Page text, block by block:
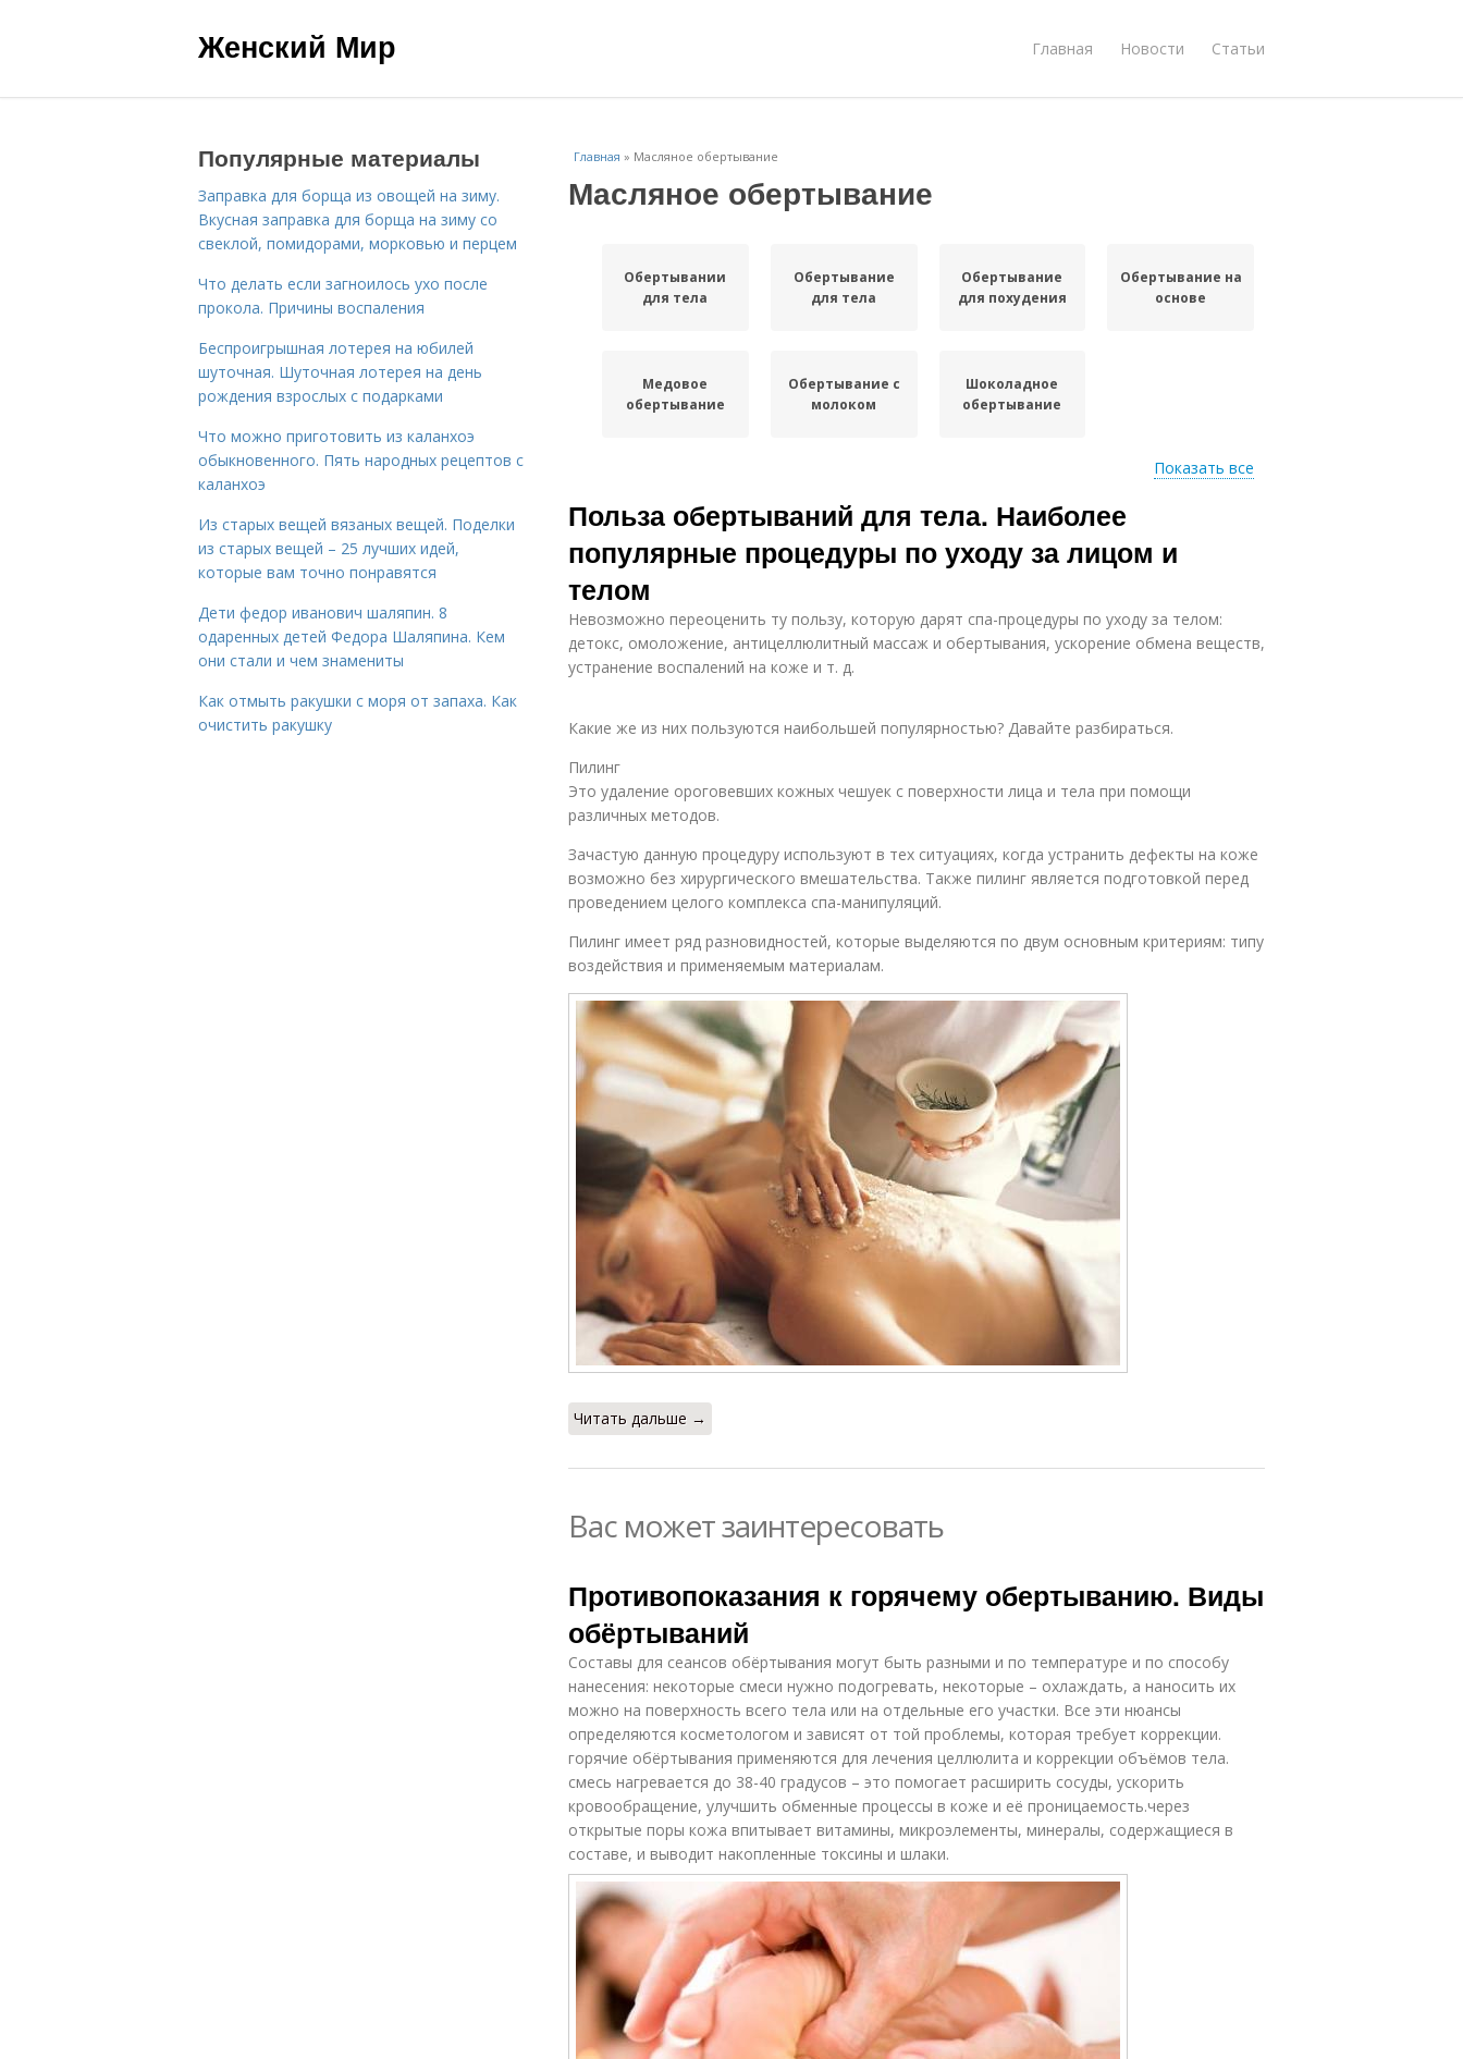
Женский Мир Главная Новости Статьи
Главная » Масляное обертывание
Масляное обертывание
Обертывании
для тела
Обертывание
для тела
Обертывание
для похудения
Обертывание на
основе
Медовое
обертывание
Обертывание с
молоком
Шоколадное
обертывание
Показать все
Польза обертываний для тела. Наиболее
популярные процедуры по уходу за лицом и
телом
Невозможно переоценить ту пользу, которую дарят спа-процедуры по уходу за телом:
детокс, омоложение, антицеллюлитный массаж и обертывания, ускорение обмена веществ,
устранение воспалений на коже и т. д.
Какие же из них пользуются наибольшей популярностью? Давайте разбираться.
Пилинг
Это удаление ороговевших кожных чешуек с поверхности лица и тела при помощи
различных методов.
Зачастую данную процедуру используют в тех ситуациях, когда устранить дефекты на коже
возможно без хирургического вмешательства. Также пилинг является подготовкой перед
проведением целого комплекса спа-манипуляций.
Пилинг имеет ряд разновидностей, которые выделяются по двум основным критериям: типу
воздействия и применяемым материалам.
Читать дальше →
Вас может заинтересовать
Противопоказания к горячему обертыванию. Виды
обёртываний
Составы для сеансов обёртывания могут быть разными и по температуре и по способу
нанесения: некоторые смеси нужно подогревать, некоторые – охлаждать, а наносить их
можно на поверхность всего тела или на отдельные его участки. Все эти нюансы
определяются косметологом и зависят от той проблемы, которая требует коррекции.
горячие обёртывания применяются для лечения целлюлита и коррекции объёмов тела.
смесь нагревается до 38-40 градусов – это помогает расширить сосуды, ускорить
кровообращение, улучшить обменные процессы в коже и её проницаемость.через
открытые поры кожа впитывает витамины, микроэлементы, минералы, содержащиеся в
составе, и выводит накопленные токсины и шлаки.
Популярные материалы
Заправка для борща из овощей на зиму.
Вкусная заправка для борща на зиму со
свеклой, помидорами, морковью и перцем
Что делать если загноилось ухо после
прокола. Причины воспаления
Беспроигрышная лотерея на юбилей
шуточная. Шуточная лотерея на день
рождения взрослых с подарками
Что можно приготовить из каланхоэ
обыкновенного. Пять народных рецептов с
каланхоэ
Из старых вещей вязаных вещей. Поделки
из старых вещей – 25 лучших идей,
которые вам точно понравятся
Дети федор иванович шаляпин. 8
одаренных детей Федора Шаляпина. Кем
они стали и чем знамениты
Как отмыть ракушки с моря от запаха. Как
очистить ракушку